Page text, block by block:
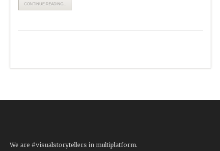
CONTINUE READING...
We are #visualstorytellers in multiplatform.